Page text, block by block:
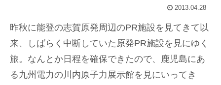
2013.04.28
昨秋に能登の志賀原発周辺のPR施設を見てきて以
来、しばらく中断していた原発PR施設を見にゆく
旅。なんとか日程を確保できたので、鹿児島にあ
る九州電力の川内原子力展示館を見にいってき